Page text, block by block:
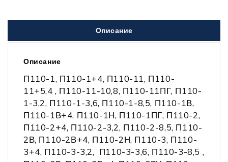
Описание
Описание
П110-1, П110-1+4, П110-11, П110-
11+5,4 , П110-11-10,8, П110-11ПГ, П110-
1-3,2, П110-1-3,6, П110-1-8,5, П110-1В,
П110-1В+4, П110-1Н, П110-1ПГ, П110-2,
П110-2+4, П110-2-3,2, П110-2-8,5, П110-
2В, П110-2В+4, П110-2Н, П110-3, П110-
3+4, П110-3-3,2, П110-3-3,6, П110-3-8,5 ,